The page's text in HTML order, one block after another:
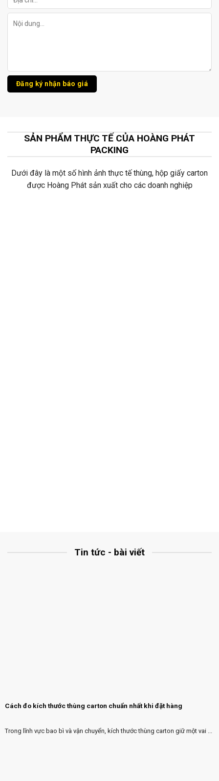
SẢN PHẨM THỰC TẾ CỦA HOÀNG PHÁT
PACKING
Dưới đây là một số hình ảnh thực tế thùng, hộp giấy carton
được Hoàng Phát sản xuất cho các doanh nghiệp
Tin tức - bài viết
Cách đo kích thước thùng carton chuẩn nhất khi đặt hàng
Trong lĩnh vực bao bì và vận chuyển, kích thước thùng carton giữ một vai ...